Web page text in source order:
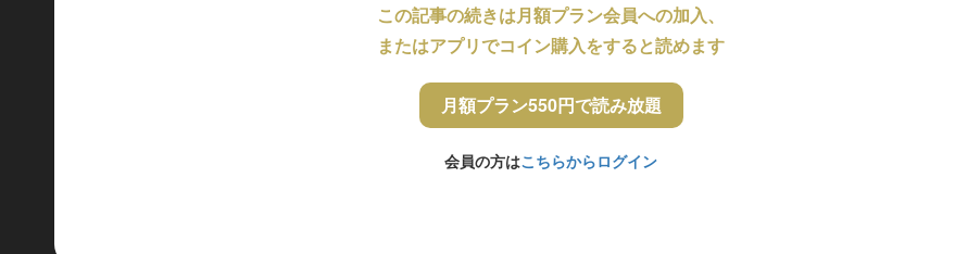
この記事の続きは月額プラン会員への加入、
またはアプリでコイン購入をすると読めます
月額プラン550円で読み放題
会員の方はこちらからログイン